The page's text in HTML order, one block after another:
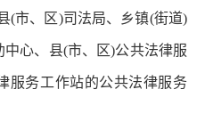
、区)司法局、乡镇(街道)
心、县(市、区)公共法律服
服务工作站的公共法律服务